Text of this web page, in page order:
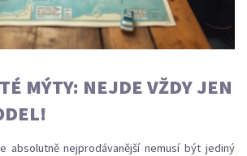
MÝTY: NEJDE VŽDY JEN
absolutně nejprodávanější nemusí být jediný